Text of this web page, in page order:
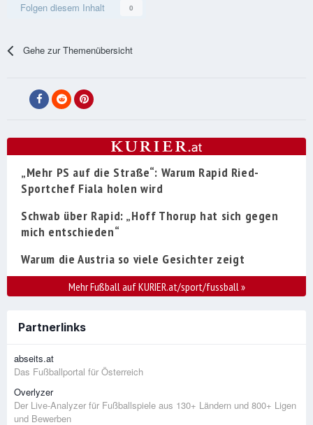
Folgen diesem Inhalt 0
Gehe zur Themenübersicht
„Mehr PS auf die Straße“: Warum Rapid Ried-
Sportchef Fiala holen wird
Schwab über Rapid: „Hoff Thorup hat sich gegen
mich entschieden“
Warum die Austria so viele Gesichter zeigt
Mehr Fußball auf KURIER.at/sport/fussball»
Partnerlinks
abseits.at
Das Fußballportal für Österreich
Overlyzer
Der Live-Analyzer für Fußballspiele aus 130+ Ländern und 800+ Ligen
und Bewerben